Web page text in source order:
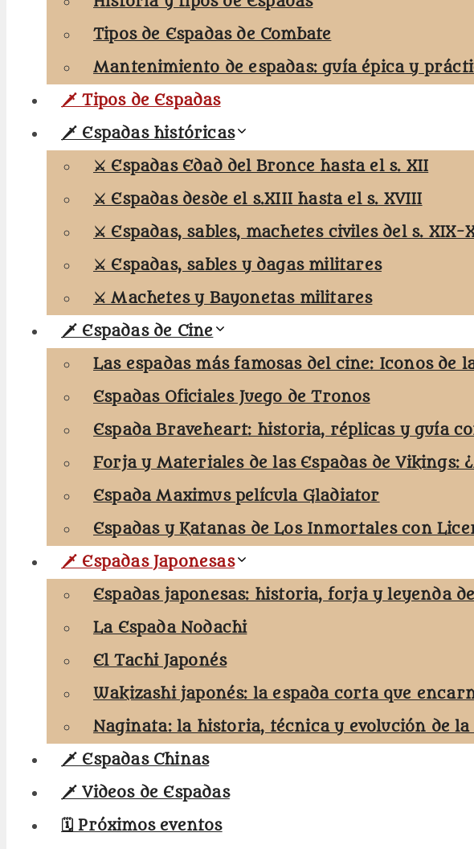
Tipos de Espadas de Combate
Mantenimiento de espadas: guía épica y
🗡️ Tipos de Espadas
🗡️ Espadas históricas
⚔️ Espadas Edad del Bronce hasta el s. XII
⚔️ Espadas desde el s.XIII hasta el s. XVIII
⚔️ Espadas, sables, machetes civiles del s. XIX-
⚔️ Espadas, sables y dagas militares
⚔️ Machetes y Bayonetas militares
🗡️ Espadas de Cine
Las espadas más famosas del cine: Iconos de
Espadas Oficiales Juego de Tronos
Espada Braveheart: historia, réplicas y guía
Forja y Materiales de las Espadas de Vikings:
Espada Maximus película Gladiator
Espadas y Katanas de Los Inmortales con
🗡️ Espadas Japonesas
Espadas japonesas: historia, forja y leyenda
La Espada Nodachi
El Tachi Japonés
Wakizashi japonés: la espada corta que
Naginata: la historia, técnica y evolución de la
🗡️ Espadas Chinas
🗡️ Videos de Espadas
🗓️ Próximos eventos